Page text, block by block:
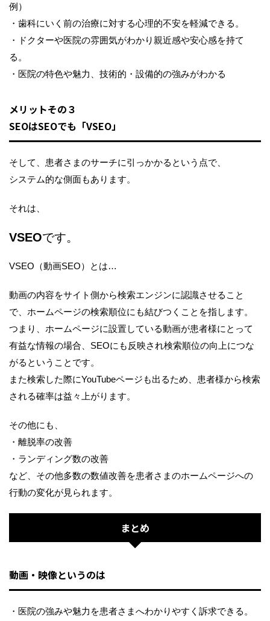
例）
・歯科にいく前の治療に対する心理的不安を軽減できる。
・ドクターや医院の雰囲気がわかり親近感や安心感を持て
る。
・医院の特色や魅力、技術的・設備的の強みがわかる
メリットその３
SEOはSEOでも「VSEO」
そして、患者さまのサーチに引っかかるという点で、
システム的な側面もあります。
それは、
VSEOです。
VSEO（動画SEO）とは…
動画の内容をサイト側から検索エンジンに認識させること
で、ホームページの検索順位にも結びつくことを指します。
つまり、ホームページに設置している動画が患者様にとって
有益な情報の場合、SEOにも反映され検索順位の向上につな
がるということです。
また検索した際にYouTubeページも出るため、患者様から検索
される確率は益々上がります。
その他にも、
・離脱率の改善
・ランディング数の改善
など、その他多数の数値改善を患者さまのホームページへの
行動の変化が見られます。
まとめ
動画・映像というのは
・医院の強みや魅力を患者さまへわかりやすく訴求できる。